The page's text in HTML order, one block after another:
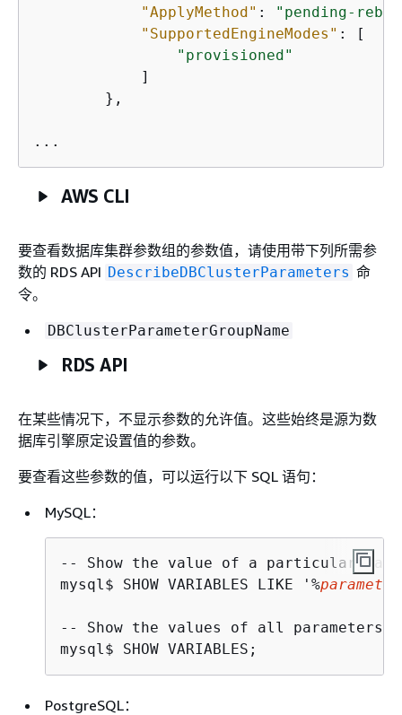
"ApplyMethod" :
"pending-
"SupportedEngineModes" : [
"provisioned"
            ]
        },
...
AWS CLI
要查看数据库集群参数组的参数值，请使用带下列所需参
数的 RDS API DescribeDBClusterParameters 命
令。
DBClusterParameterGroupName
RDS API
在某些情况下，不显示参数的允许值。这些始终是源为数
据库引擎原定设置值的参数。
要查看这些参数的值，可以运行以下 SQL 语句：
MySQL：
-- Show the value of a particular
mysql$ SHOW VARIABLES LIKE '%
-- Show the values of all parameters
mysql$ SHOW VARIABLES;
PostgreSQL：